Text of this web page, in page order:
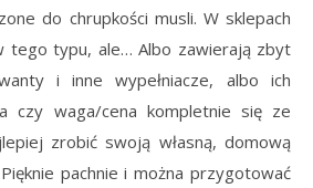
do chrupkości musli. W sklepach
tego typu, ale… Albo zawierają zbyt
i inne wypełniacze, albo ich
czy waga/cena kompletnie się ze
zrobić swoją własną, domową
pachnie i można przygotować